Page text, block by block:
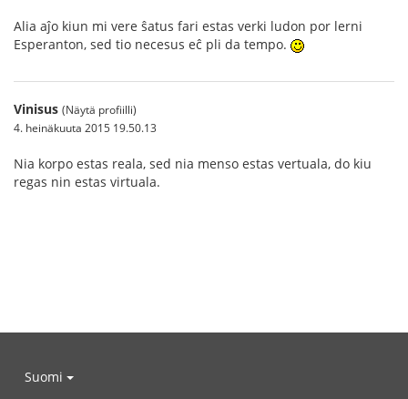
Alia aĵo kiun mi vere ŝatus fari estas verki ludon por lerni
Esperanton, sed tio necesus eĉ pli da tempo.
Vinisus (Näytä profiilli)
4. heinäkuuta 2015 19.50.13
Nia korpo estas reala, sed nia menso estas vertuala, do kiu
regas nin estas virtuala.
Suomi